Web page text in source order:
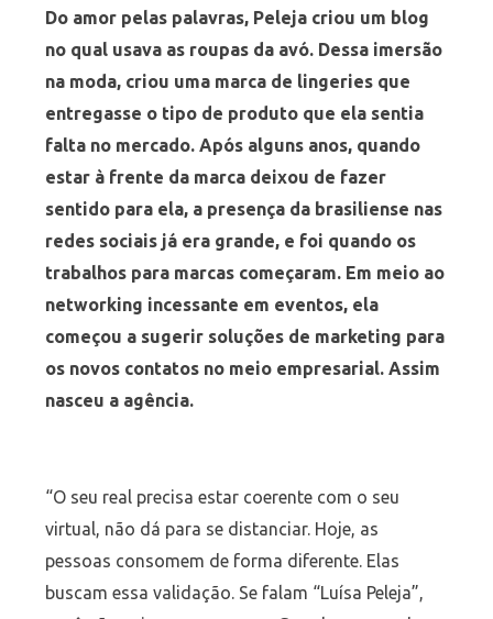
Do amor pelas palavras, Peleja criou um blog
no qual usava as roupas da avó. Dessa imersão
na moda, criou uma marca de lingeries que
entregasse o tipo de produto que ela sentia
falta no mercado. Após alguns anos, quando
estar à frente da marca deixou de fazer
sentido para ela, a presença da brasiliense nas
redes sociais já era grande, e foi quando os
trabalhos para marcas começaram. Em meio ao
networking incessante em eventos, ela
começou a sugerir soluções de marketing para
os novos contatos no meio empresarial. Assim
nasceu a agência.
“O seu real precisa estar coerente com o seu
virtual, não dá para se distanciar. Hoje, as
pessoas consomem de forma diferente. Elas
buscam essa validação. Se falam “Luísa Peleja”,